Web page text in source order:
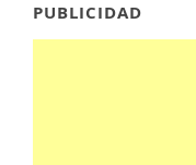
PUBLICIDAD